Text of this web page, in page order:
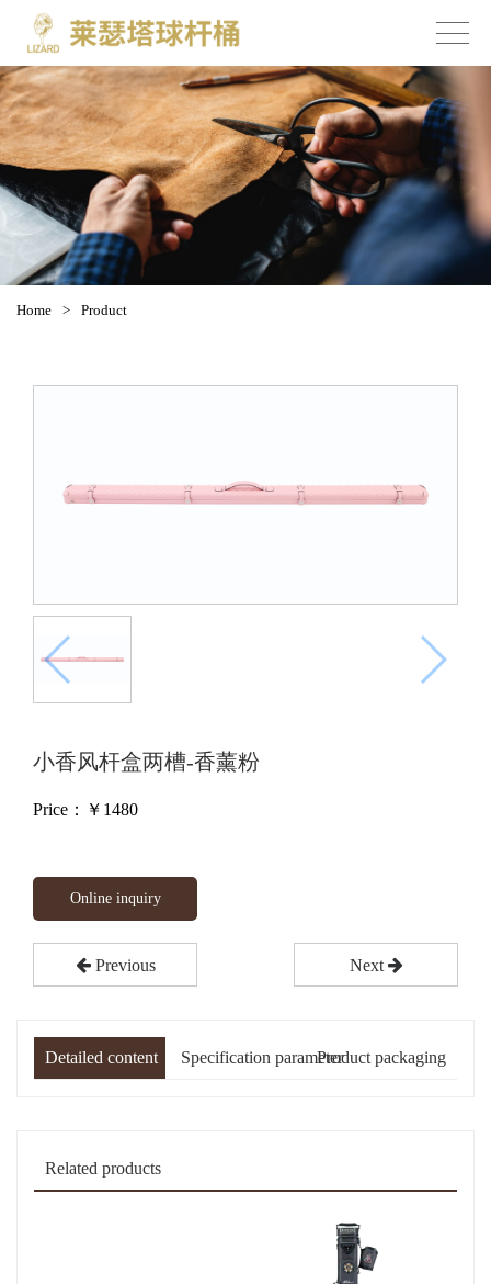
Home > Product
小香风杆盒两槽-香薰粉
Price：￥ 1480
Online inquiry
Previous Next
Detailed content Specification parameterProduct packaging
Related products